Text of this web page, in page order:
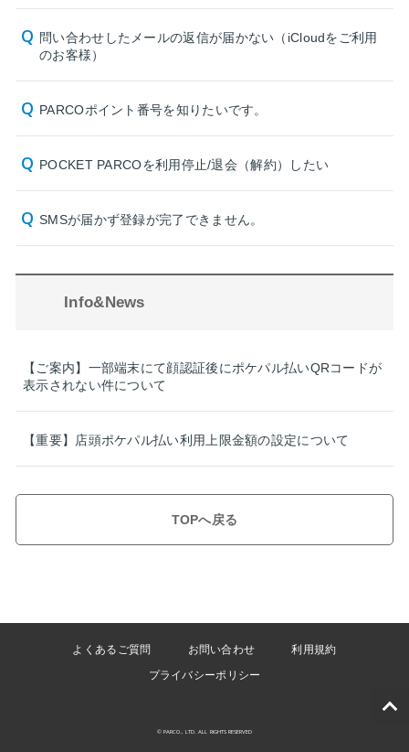
問い合わせしたメールの返信が届かない（iCloudをご利用
のお客様）
PARCOポイント番号を知りたいです。
POCKET PARCOを利用停止/退会（解約）したい
SMSが届かず登録が完了できません。
Info&News
【ご案内】一部端末にて顔認証後にポケパル払いQRコードが
表示されない件について
【重要】店頭ポケパル払い利用上限金額の設定について
TOPへ戻る
よくあるご質問 お問い合わせ
利用規約
プライバシーポリシー
© PARCO., LTD. ALL RIGHTS RESERVED